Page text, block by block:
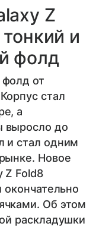
Z
и
фолд
от
стал
а
выросло до
и стал одним
Новое
Z Fold8
окончательно
Об этом
раскладушки